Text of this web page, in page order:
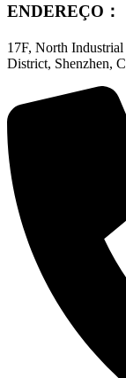
ENDEREÇO：
17F, North
District, Shenzhen,